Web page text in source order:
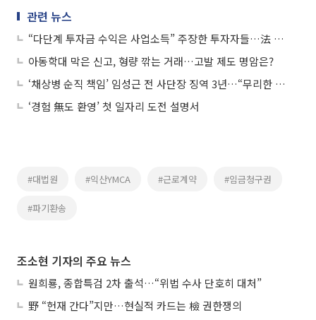
관련 뉴스
“다단계 투자금 수익은 사업소득” 주장한 투자자들…法 “이자소득”
아동학대 막은 신고, 형량 깎는 거래…고발 제도 명암은?
‘채상병 순직 책임’ 임성근 전 사단장 징역 3년…“무리한 지시가 원인”
‘경험 無도 환영’ 첫 일자리 도전 설명서
#대법원 #익산YMCA #근로계약 #임금청구권
#파기환송
조소현 기자의 주요 뉴스
원희룡, 종합특검 2차 출석…“위법 수사 단호히 대처”
野 “헌재 간다”지만…현실적 카드는 檢 권한쟁의